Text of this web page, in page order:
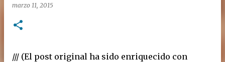
marzo 11, 2015
/// (El post original ha sido enriquecido con